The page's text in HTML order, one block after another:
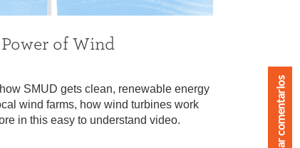
Enviar comentarios